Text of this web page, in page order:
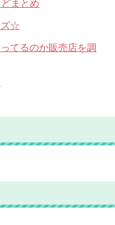
まとめ
ズ☆
てるのか販売店を調